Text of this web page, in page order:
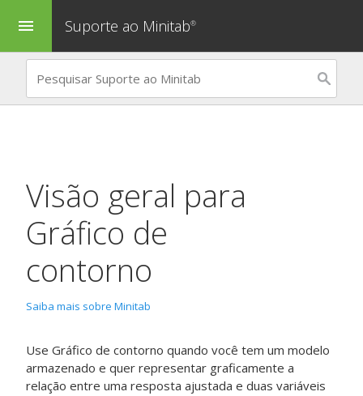
menu Suporte ao Minitab®
Visão geral para
Gráfico de
contorno
Saiba mais sobre Minitab
Use Gráfico de contorno quando você tem um modelo
armazenado e quer representar graficamente a
relação entre uma resposta ajustada e duas variáveis